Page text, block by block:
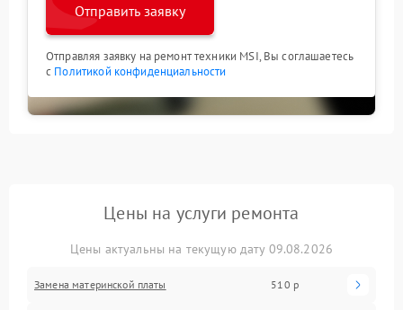
Отправить заявку
Отправляя заявку на ремонт техники MSI, Вы соглашаетесь
с Политикой конфиденциальности
Цены на услуги ремонта
Цены актуальны на текущую дату 09.08.2026
Замена материнской платы 510 р